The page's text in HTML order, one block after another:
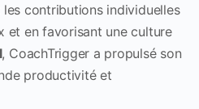
contributions individuelles
et en favorisant une culture
, CoachTrigger a propulsé son
productivité et